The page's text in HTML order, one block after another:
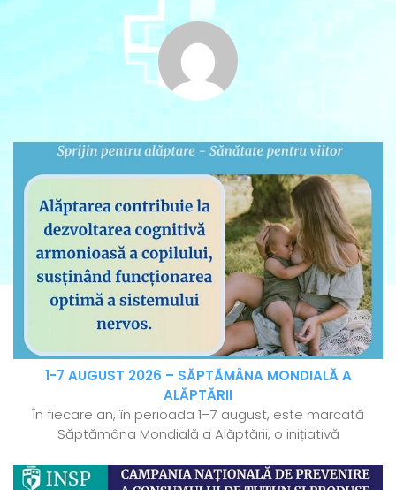
1-7 AUGUST 2026 – SĂPTĂMÂNA MONDIALĂ A
ALĂPTĂRII
În fiecare an, în perioada 1–7 august, este marcată
Săptămâna Mondială a Alăptării, o inițiativă